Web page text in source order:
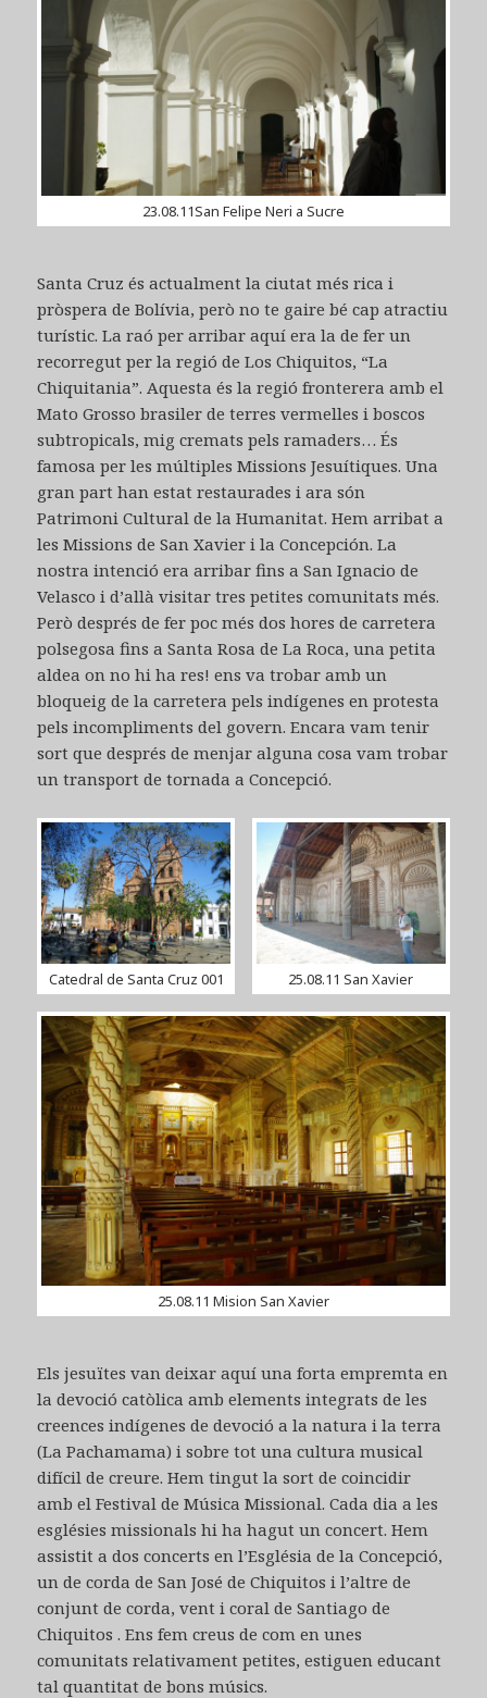
23.08.11San Felipe Neri a Sucre
Santa Cruz és actualment la ciutat més rica i
pròspera de Bolívia, però no te gaire bé cap atractiu
turístic. La raó per arribar aquí era la de fer un
recorregut per la regió de Los Chiquitos, “La
Chiquitania”. Aquesta és la regió fronterera amb el
Mato Grosso brasiler de terres vermelles i boscos
subtropicals, mig cremats pels ramaders… És
famosa per les múltiples Missions Jesuítiques. Una
gran part han estat restaurades i ara són
Patrimoni Cultural de la Humanitat. Hem arribat a
les Missions de San Xavier i la Concepción. La
nostra intenció era arribar fins a San Ignacio de
Velasco i d’allà visitar tres petites comunitats més.
Però després de fer poc més dos hores de carretera
polsegosa fins a Santa Rosa de La Roca, una petita
aldea on no hi ha res! ens va trobar amb un
bloqueig de la carretera pels indígenes en protesta
pels incompliments del govern. Encara vam tenir
sort que després de menjar alguna cosa vam trobar
un transport de tornada a Concepció.
Catedral de Santa Cruz 001 25.08.11 San Xavier
25.08.11 Mision San Xavier
Els jesuïtes van deixar aquí una forta empremta en
la devoció catòlica amb elements integrats de les
creences indígenes de devoció a la natura i la terra
(La Pachamama) i sobre tot una cultura musical
difícil de creure. Hem tingut la sort de coincidir
amb el Festival de Música Missional. Cada dia a les
esglésies missionals hi ha hagut un concert. Hem
assistit a dos concerts en l’Església de la Concepció,
un de corda de San José de Chiquitos i l’altre de
conjunt de corda, vent i coral de Santiago de
Chiquitos . Ens fem creus de com en unes
comunitats relativament petites, estiguen educant
tal quantitat de bons músics.